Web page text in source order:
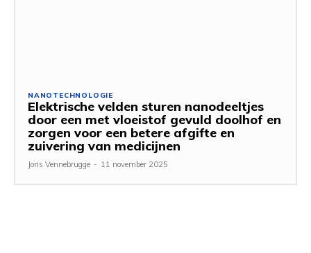
NANOTECHNOLOGIE
Elektrische velden sturen nanodeeltjes
door een met vloeistof gevuld doolhof en
zorgen voor een betere afgifte en
zuivering van medicijnen
Joris Vennebrugge - 11 november 2025